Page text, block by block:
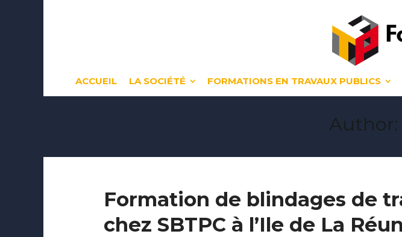
ACCUEIL LA SOCIÉTÉ FORMATIONS EN TRAVAUX PUBLICS
Author:
Formation de blindages de
chez SBTPC à l’Ile de La